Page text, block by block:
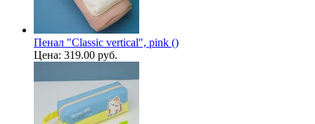
Пенал "Classic vertical", pink ()
Цена: 319.00 руб.